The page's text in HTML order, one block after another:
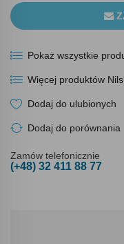
Pokaż wszystkie
Więcej produktów
Dodaj do ulubionych
Dodaj do porównania
Zamów telefonicznie
(+48) 32 411 88 77